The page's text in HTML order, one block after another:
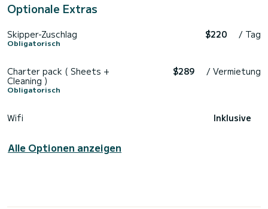
Optionale Extras
Skipper-Zuschlag
Obligatorisch
$220 / Tag
Charter pack ( Sheets +
Cleaning )
Obligatorisch
$289 / Vermietung
Wifi Inklusive
Alle Optionen anzeigen